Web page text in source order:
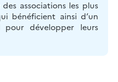
associations les plus
bénéficient ainsi d’un
pour développer leurs